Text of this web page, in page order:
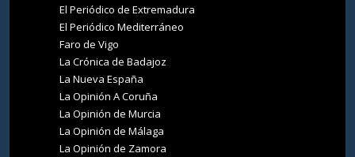
El Periódico de Extremadura
El Periódico Mediterráneo
Faro de Vigo
La Crónica de Badajoz
La Nueva España
La Opinión A Coruña
La Opinión de Murcia
La Opinión de Málaga
La Opinión de Zamora